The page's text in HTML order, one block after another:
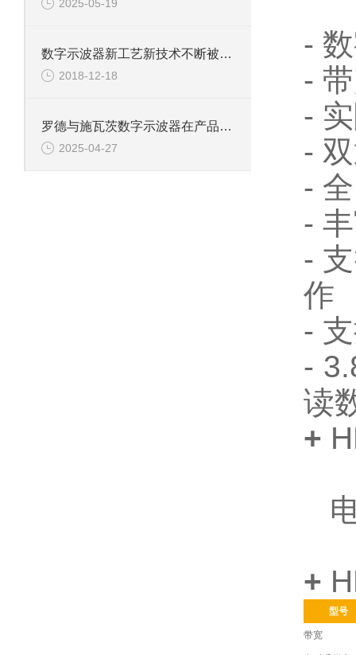
2025-05-19
数字示波器新工艺新技术不断被采用
2018-12-18
罗德与施瓦茨数字示波器在产品开发中的关键作用
2025-04-27
-
-
-
-
-
-
-
作
-
-
读
+
+
型号
带宽